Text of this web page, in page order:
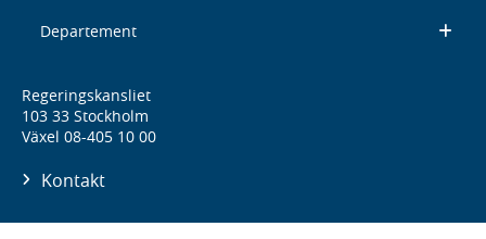
Departement
Regeringskansliet
103 33 Stockholm
Växel 08-405 10 00
Kontakt